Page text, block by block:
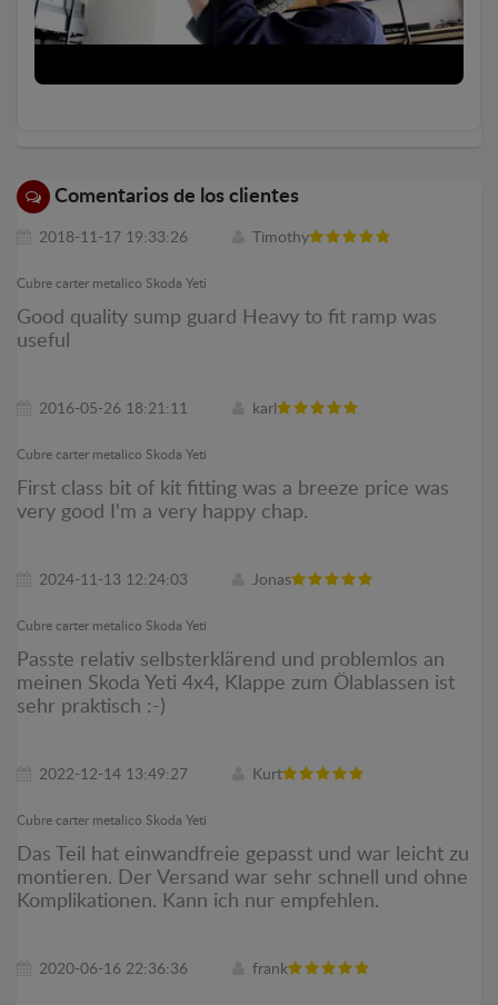
Comentarios de los clientes
2018-11-17 19:33:26 Timothy
Cubre carter metalico Skoda Yeti
Good quality sump guard Heavy to fit ramp was
useful
2016-05-26 18:21:11 karl
Cubre carter metalico Skoda Yeti
First class bit of kit fitting was a breeze price was
very good I'm a very happy chap.
2024-11-13 12:24:03 Jonas
Cubre carter metalico Skoda Yeti
Passte relativ selbsterklärend und problemlos an
meinen Skoda Yeti 4x4, Klappe zum Ölablassen ist
sehr praktisch :-)
2022-12-14 13:49:27 Kurt
Cubre carter metalico Skoda Yeti
Das Teil hat einwandfreie gepasst und war leicht zu
montieren. Der Versand war sehr schnell und ohne
Komplikationen. Kann ich nur empfehlen.
2020-06-16 22:36:36 frank